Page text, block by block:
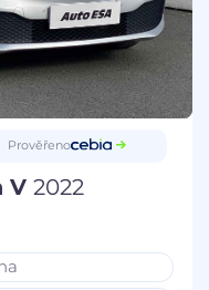
Prověřeno
V 2022